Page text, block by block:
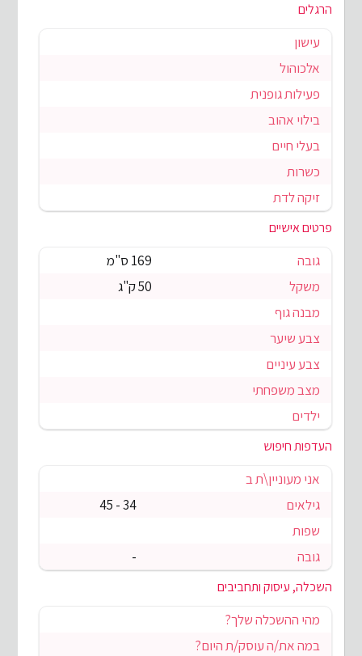
הרגלים
עישון
אלכוהול
פעילות גופנית
בילוי אהוב
בעלי חיים
כשרות
זיקה לדת
פרטים אישיים
גובה
169 ס"מ
משקל
50 ק"ג
מבנה גוף
צבע שיער
צבע עיניים
מצב משפחתי
ילדים
העדפות חיפוש
אני מעוניין\ת ב
גילאים
34 - 45
שפות
גובה
-
השכלה, עיסוק ותחביבים
מהי ההשכלה שלך?
במה את/ה עוסק/ת היום?